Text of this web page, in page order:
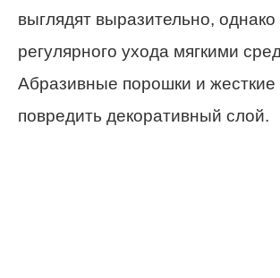
выглядят выразительно,
регулярного ухода мягкими
Абразивные порошки и жесткие
повредить декоративный слой.